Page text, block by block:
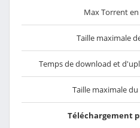
Max Torrent
Taille maximale
Temps de download et
Taille maximale
Téléchargement